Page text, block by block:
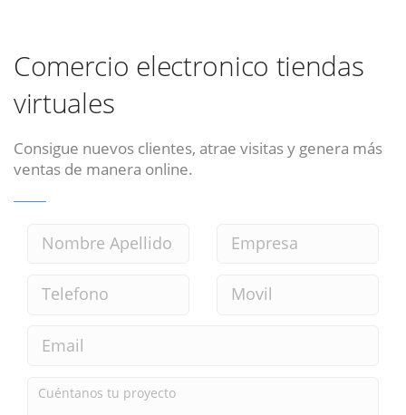
Comercio electronico tiendas
virtuales
Consigue nuevos clientes, atrae visitas y genera más
ventas de manera online.